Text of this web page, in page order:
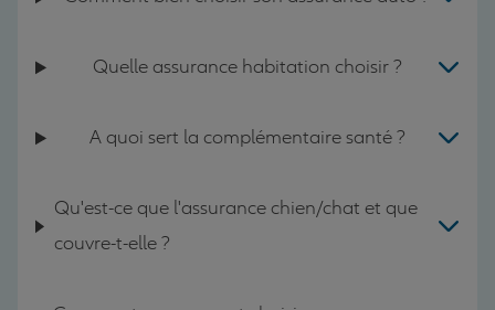
Quelle assurance habitation choisir ?
A quoi sert la complémentaire santé ?
Qu'est-ce que l'assurance chien/chat et que
couvre-t-elle ?